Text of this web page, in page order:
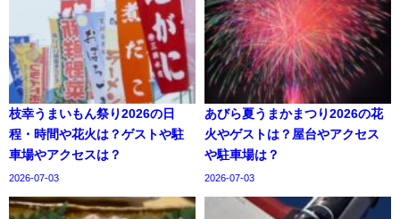
枝幸うまいもん祭り2026の日
程・時間や花火は？ゲストや駐
車場やアクセスは？
2026-07-03
あびら夏うまかまつり2026の花
火やゲストは？屋台やアクセス
や駐車場は？
2026-07-03